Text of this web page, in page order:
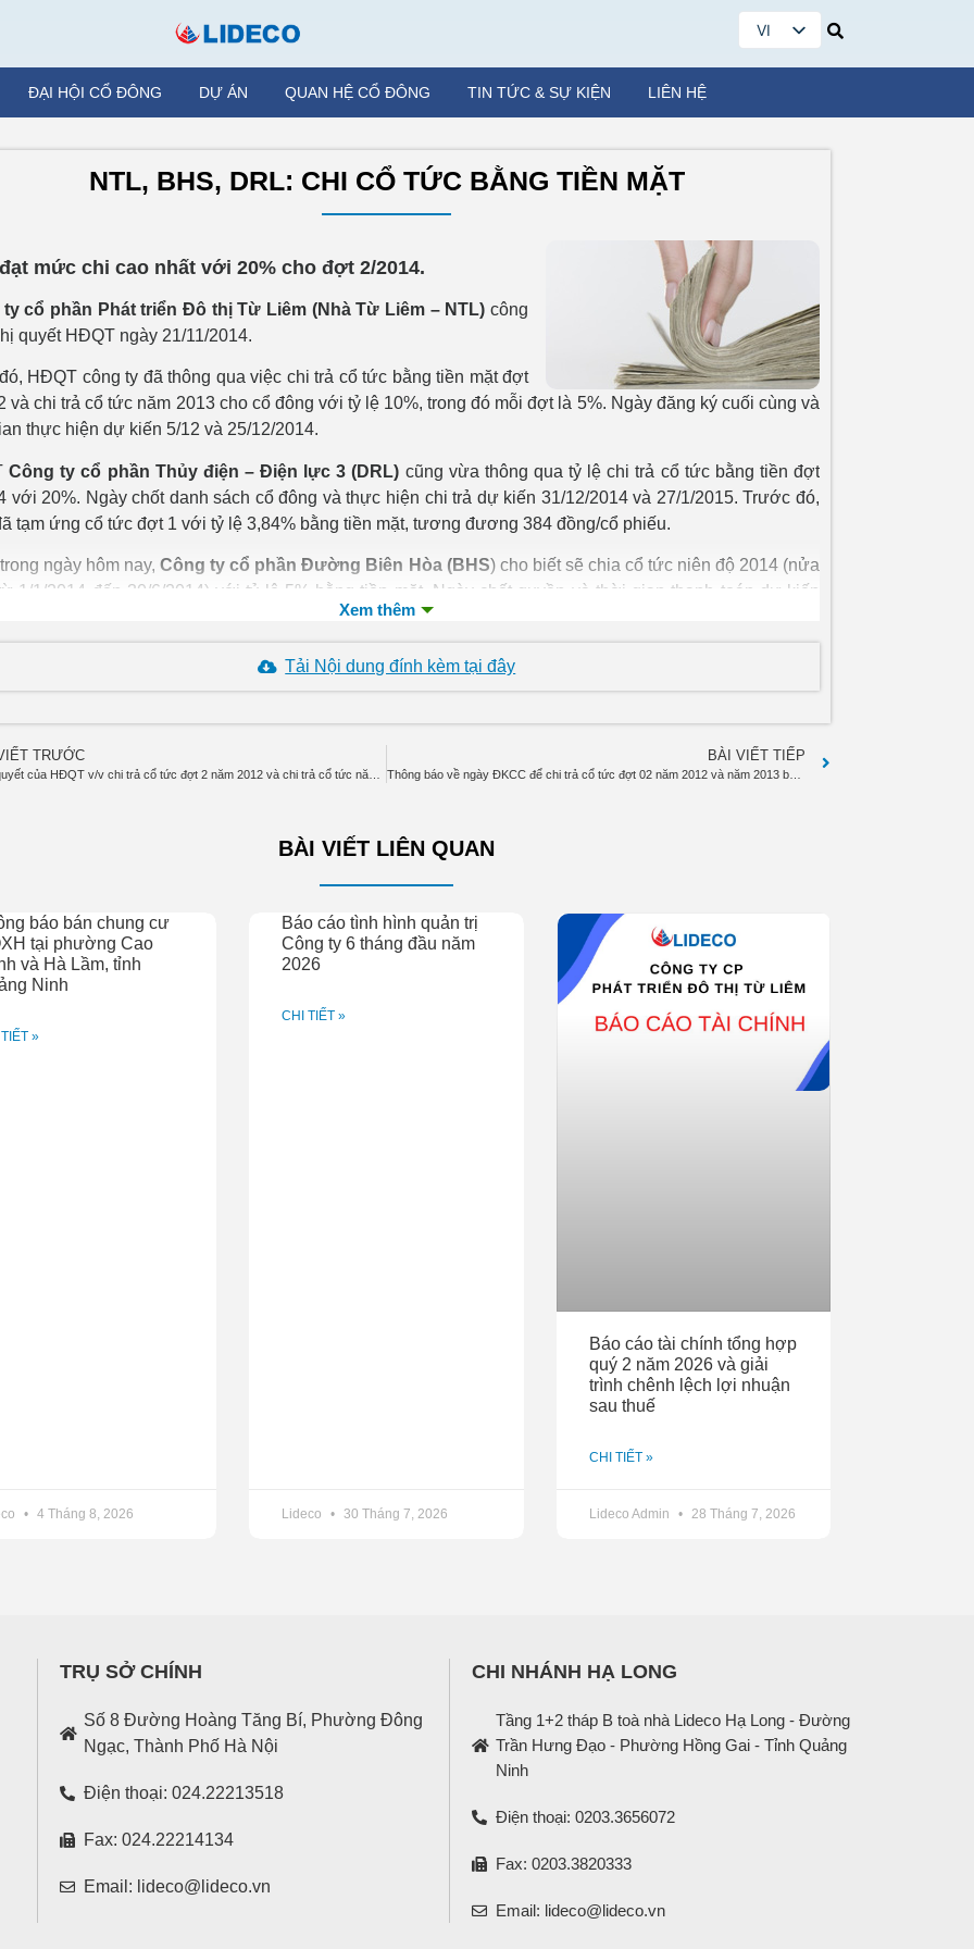
VI
EN
ĐẠI HỘI CỔ ĐÔNG DỰ ÁN QUAN HỆ CỔ ĐÔNG TIN TỨC & SỰ KIỆN LIÊN HỆ
NTL, BHS, DRL: CHI CỔ TỨC BẰNG TIỀN MẶT
mức chi cao nhất với 20% cho đợt 2/2014.
cổ phần Phát triển Đô thị Từ Liêm (Nhà Từ Liêm – NTL) công
quyết HĐQT ngày 21/11/2014.
HĐQT công ty đã thông qua việc chi trả cổ tức bằng tiền mặt đợt
và chi trả cổ tức năm 2013 cho cổ đông với tỷ lệ 10%, trong đó mỗi đợt là 5%. Ngày đăng ký cuối cùng và
thực hiện dự kiến 5/12 và 25/12/2014.
Công ty cổ phần Thủy điện – Điện lực 3 (DRL) cũng vừa thông qua tỷ lệ chi trả cổ tức bằng tiền đợt
với 20%. Ngày chốt danh sách cổ đông và thực hiện chi trả dự kiến 31/12/2014 và 27/1/2015. Trước đó,
tạm ứng cổ tức đợt 1 với tỷ lệ 3,84% bằng tiền mặt, tương đương 384 đồng/cổ phiếu.
ngày hôm nay,Công ty cổ phần Đường Biên Hòa (BHS) cho biết sẽ chia cổ tức niên độ 2014 (nửa
1/1/2014 đến 30/6/2014) với tỷ lệ 5% bằng tiền mặt. Ngày chốt quyền và thời gian thanh toán dự kiến
Tải Nội dung đính kèm tại đây
TRƯỚC BÀI VIẾT TIẾP
BÀI VIẾT LIÊN QUAN
báo bán chung cư
tại phường Cao
và Hà Lầm, tỉnh
Ninh
»
4 Tháng 8, 2026
Báo cáo tình hình quản trị
Công ty 6 tháng đầu năm
2026
CHI TIẾT »
Lideco 30 Tháng 7, 2026
Báo cáo tài chính tổng hợp
quý 2 năm 2026 và giải
trình chênh lệch lợi nhuận
sau thuế
CHI TIẾT »
Lideco Admin 28 Tháng 7, 2026
TRỤ SỞ CHÍNH
Số 8 Đường Hoàng Tăng Bí, Phường Đông
Ngạc, Thành Phố Hà Nội
Điện thoại: 024.22213518
Fax: 024.22214134
Email: lideco@lideco.vn
CHI NHÁNH HẠ LONG
Tầng 1+2 tháp B toà nhà Lideco Hạ Long - Đường
Trần Hưng Đạo - Phường Hồng Gai - Tỉnh Quảng
Ninh
Điện thoại: 0203.3656072
Fax: 0203.3820333
Email: lideco@lideco.vn